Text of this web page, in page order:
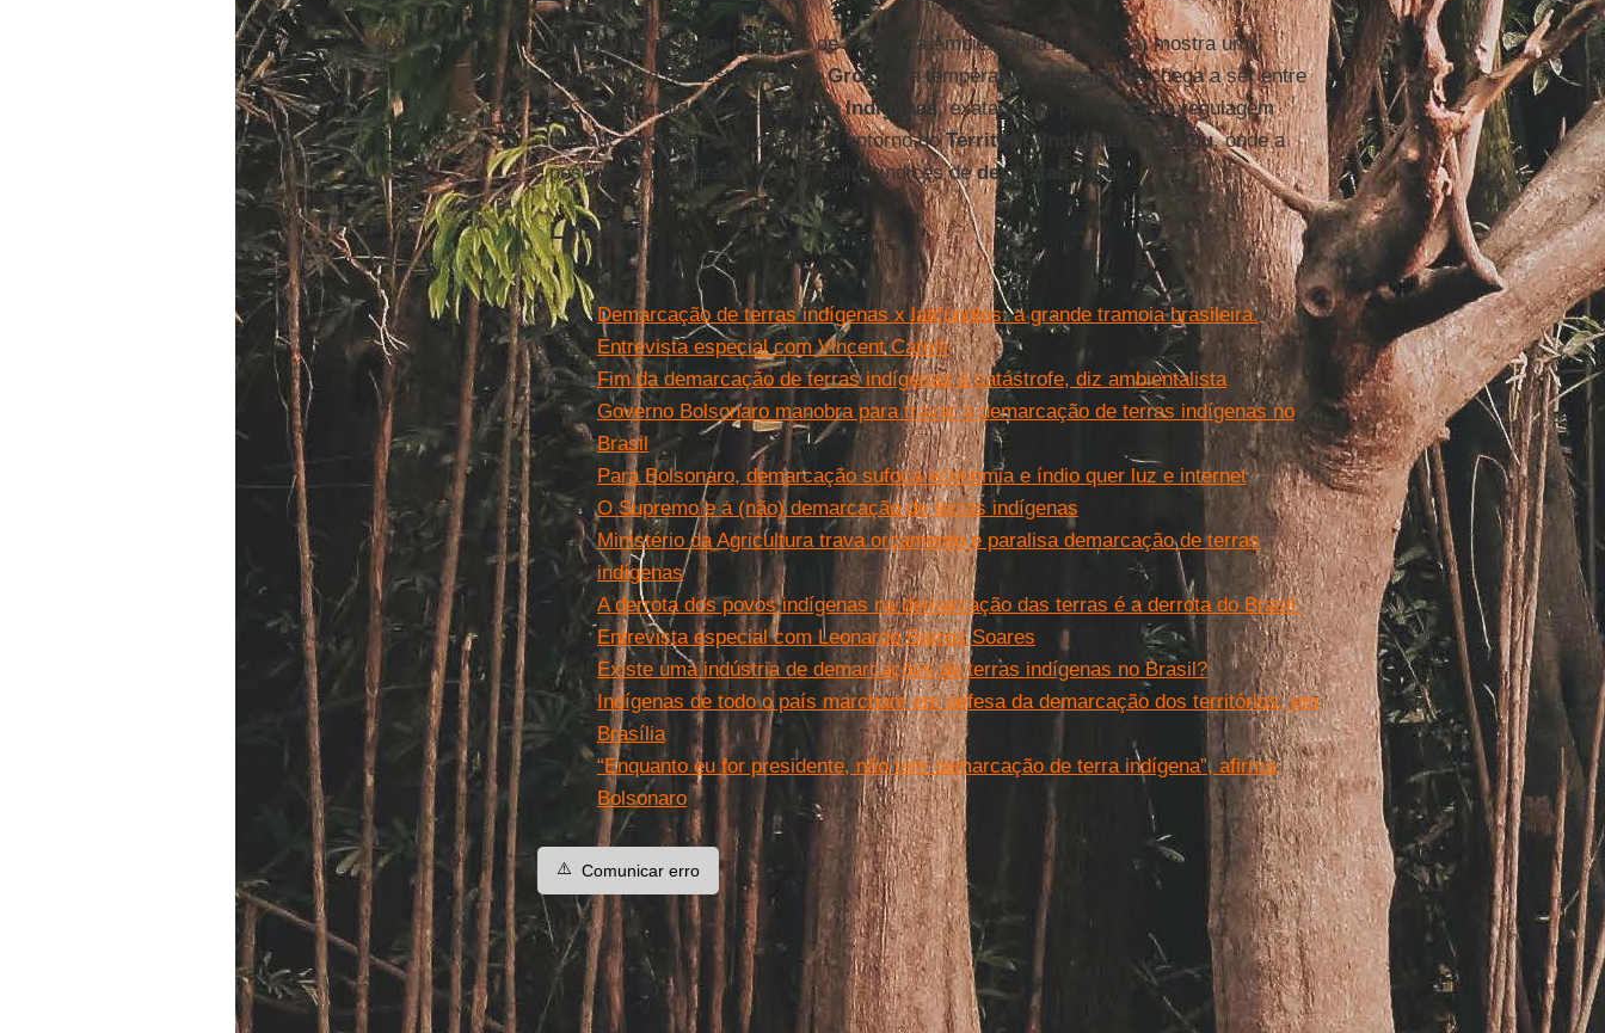
Um estudo doIpam
(Instituto de Pesquisa Ambiental da Amazônia) mostra um
exemplo: no nordeste deMato Grosso
, a temperatura atmosférica chega a ser entre
4°C e 6°C maior fora dasTerras Indígenas, exatamente por causa da regulagem
climática gerada pela floresta. O entorno doTerritório Indígena do Xingu, onde a
pesquisa foi realizada, registra altos índices dedesmatamento
Leia mais
Demarcação de terras indígenas x latifúndios: a grande tramoia brasileira.
Entrevista especial com Vincent Carelli
Fim da demarcação de terras indígenas é catástrofe, diz ambientalista
Governo Bolsonaro manobra para travar a demarcação de terras indígenas no
Brasil
Para Bolsonaro, demarcação sufoca economia e índio quer luz e internet
O Supremo e a (não) demarcação de terras indígenas
Ministério da Agricultura trava orçamento e paralisa demarcação de terras
indígenas
A derrota dos povos indígenas na demarcação das terras é a derrota do Brasil.
Entrevista especial com Leonardo Barros Soares
Existe uma indústria de demarcações de terras indígenas no Brasil?
Indígenas de todo o país marcham em defesa da demarcação dos territórios, em
Brasília
“Enquanto eu for presidente, não tem demarcação de terra indígena”, afirma
Bolsonaro
⚠️ Comunicar erro